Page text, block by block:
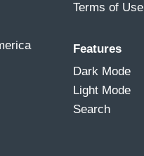
Terms of Use
Features
Dark Mode
Light Mode
Search